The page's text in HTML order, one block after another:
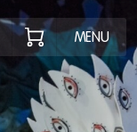
Ontdek het
MENU